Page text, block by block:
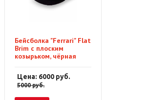
Бейсболка "Ferrari" Flat
Brim с плоским
козырьком, чёрная
Цена: 6000 руб.
5000руб.